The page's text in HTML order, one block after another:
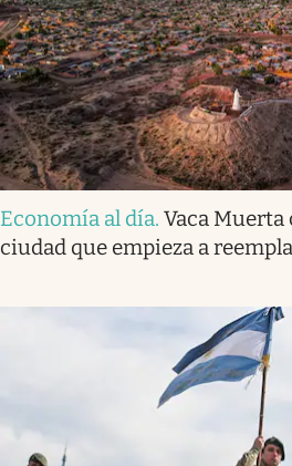
Economía al día. Vaca Muerta
ciudad que empieza a